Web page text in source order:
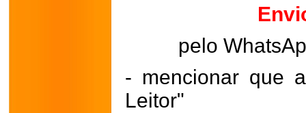
pelo
- mencionar que
Leitor"